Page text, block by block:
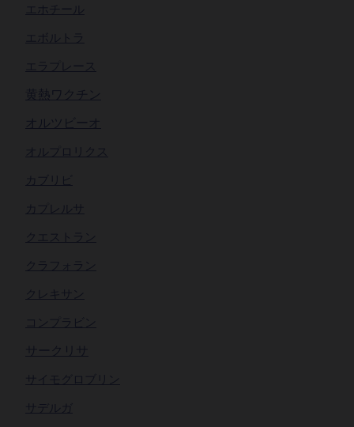
エホチール
エボルトラ
エラプレース
黄熱ワクチン
オルツビーオ
オルプロリクス
カブリビ
カプレルサ
クエストラン
クラフォラン
クレキサン
コンプラビン
サークリサ
サイモグロブリン
サデルガ